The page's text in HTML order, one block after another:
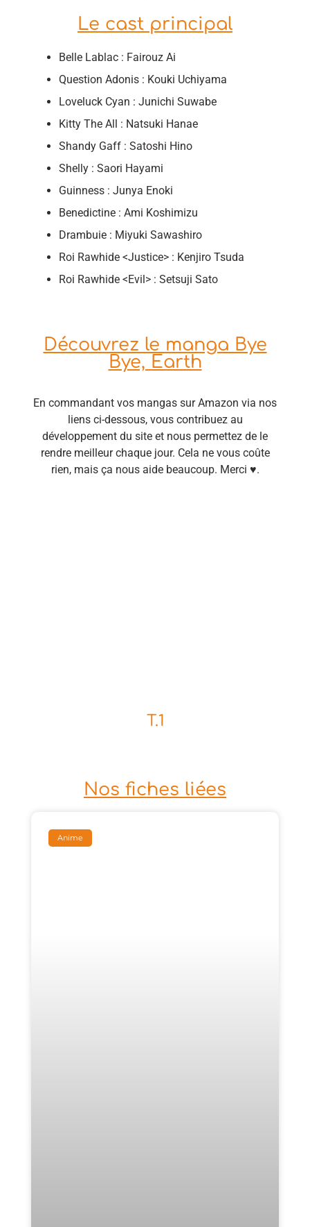
Le cast principal
Belle Lablac : Fairouz Ai
Question Adonis : Kouki Uchiyama
Loveluck Cyan : Junichi Suwabe
Kitty The All : Natsuki Hanae
Shandy Gaff : Satoshi Hino
Shelly : Saori Hayami
Guinness : Junya Enoki
Benedictine : Ami Koshimizu
Drambuie : Miyuki Sawashiro
Roi Rawhide <Justice> : Kenjiro Tsuda
Roi Rawhide <Evil> : Setsuji Sato
Découvrez le manga Bye
Bye, Earth
En commandant vos mangas sur Amazon via nos
liens ci-dessous, vous contribuez au
développement du site et nous permettez de le
rendre meilleur chaque jour. Cela ne vous coûte
rien, mais ça nous aide beaucoup. Merci ♥.
T.1
Nos fiches liées
Anime